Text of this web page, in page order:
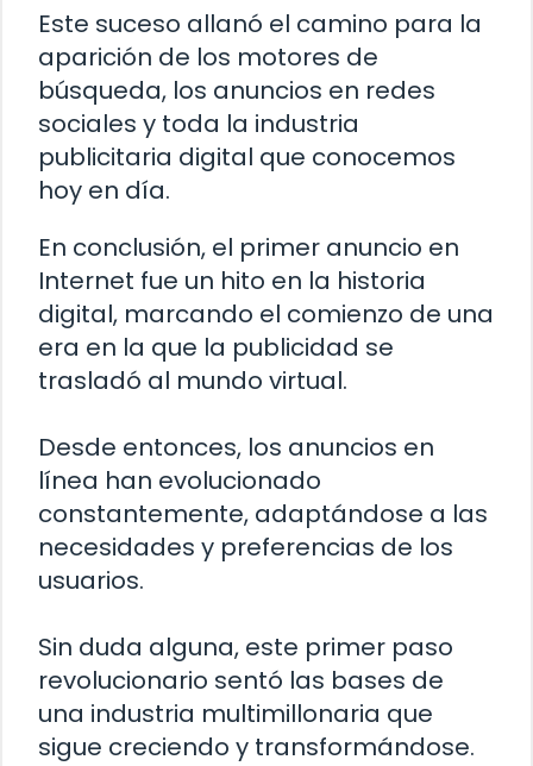
Este suceso allanó el camino para la
aparición de los motores de
búsqueda, los anuncios en redes
sociales y toda la industria
publicitaria digital que conocemos
hoy en día.
En conclusión, el primer anuncio en
Internet fue un hito en la historia
digital, marcando el comienzo de una
era en la que la publicidad se
trasladó al mundo virtual.
Desde entonces, los anuncios en
línea han evolucionado
constantemente, adaptándose a las
necesidades y preferencias de los
usuarios.
Sin duda alguna, este primer paso
revolucionario sentó las bases de
una industria multimillonaria que
sigue creciendo y transformándose.